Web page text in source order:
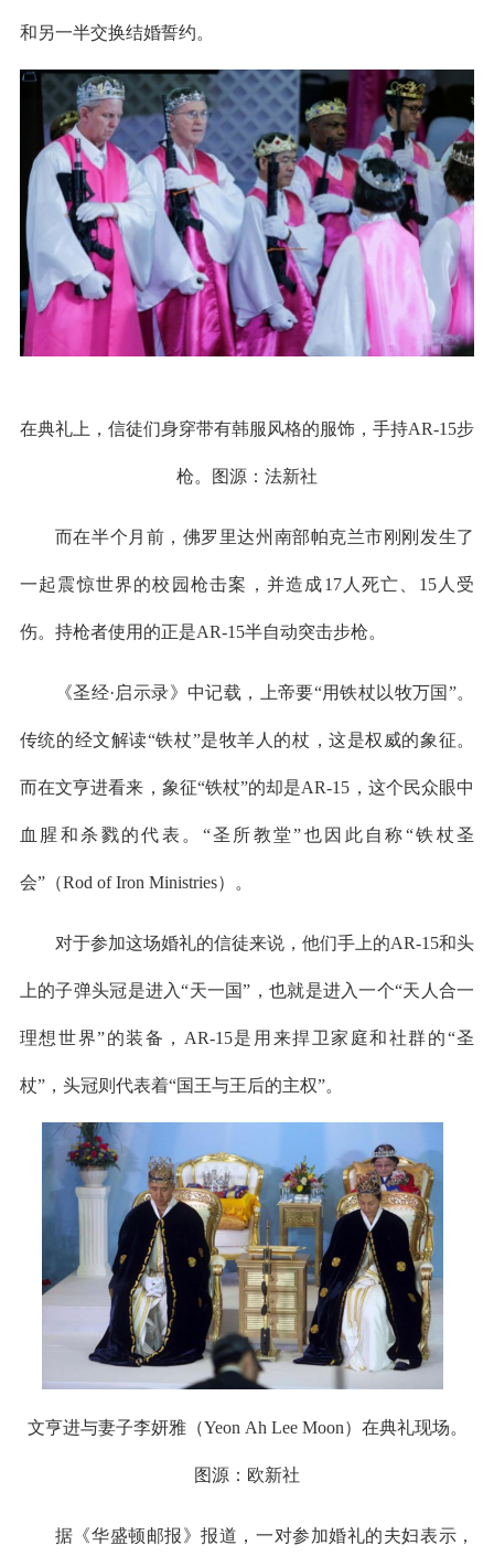
和另一半交换结婚誓约。
在典礼上，信徒们身穿带有韩服风格的服饰，手持AR-15步
枪。图源：法新社
而在半个月前，佛罗里达州南部帕克兰市刚刚发生了
一起震惊世界的校园枪击案，并造成17人死亡、15人受
伤。持枪者使用的正是AR-15半自动突击步枪。
《圣经·启示录》中记载，上帝要“用铁杖以牧万国”。
传统的经文解读“铁杖”是牧羊人的杖，这是权威的象征。
而在文亨进看来，象征“铁杖”的却是AR-15，这个民众眼中
血腥和杀戮的代表。“圣所教堂”也因此自称“铁杖圣
会”（Rod of Iron Ministries）。
对于参加这场婚礼的信徒来说，他们手上的AR-15和头
上的子弹头冠是进入“天一国”，也就是进入一个“天人合一
理想世界”的装备，AR-15是用来捍卫家庭和社群的“圣
杖”，头冠则代表着“国王与王后的主权”。
文亨进与妻子李妍雅（Yeon Ah Lee Moon）在典礼现场。
图源：欧新社
据《华盛顿邮报》报道，一对参加婚礼的夫妇表示，